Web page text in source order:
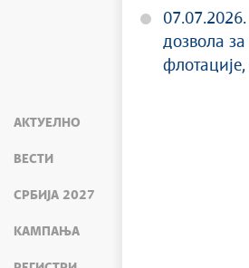
АКТУЕЛНО
ВЕСТИ
СРБИЈА 2027
КАМПАЊА
дозвола